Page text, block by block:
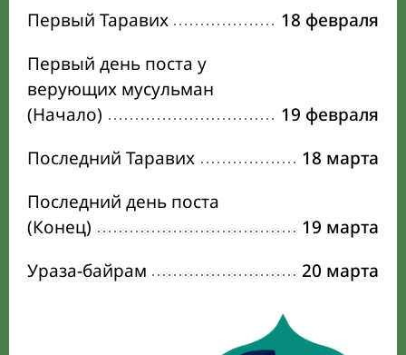
Первый Таравих
18 февраля
Первый день поста у
верующих мусульман
(Начало)
19 февраля
Последний Таравих
18 марта
Последний день поста
(Конец)
19 марта
Ураза-байрам
20 марта